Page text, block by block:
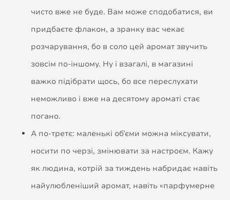
чисто вже не буде. Вам може сподобатися, ви
придбаєте флакон, а зранку вас чекає
розчарування, бо в соло цей аромат звучить
зовсім по-іншому. Ну і взагалі, в магазині
важко підібрати щось, бо все переслухати
неможливо і вже на десятому ароматі стає
погано.
А по-третє: маленькі об’єми можна міксувати,
носити по черзі, змінювати за настроєм. Кажу
як людина, котрій за тиждень набридає навіть
найулюбленіший аромат, навіть «парфумерне